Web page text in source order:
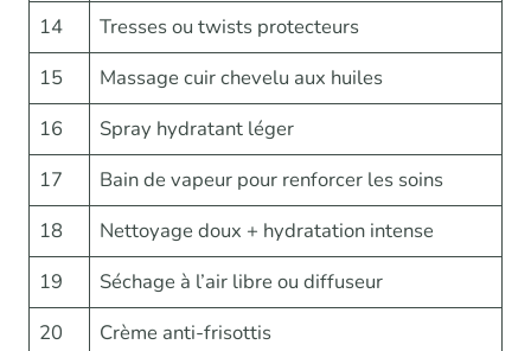
14
Tresses ou twists protecteurs
15
Massage cuir chevelu aux huiles
16
Spray hydratant léger
17
Bain de vapeur pour renforcer les soins
18
Nettoyage doux + hydratation intense
19
Séchage à l’air libre ou diffuseur
20
Crème anti-frisottis